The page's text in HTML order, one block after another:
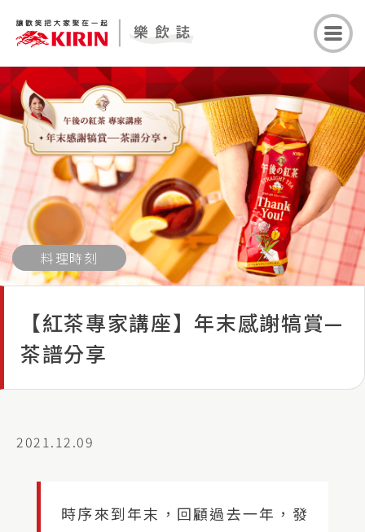
料理時刻
【紅茶專家講座】年末感謝犒賞—
茶譜分享
2021.12.09
時序來到年末，回顧過去一年，發